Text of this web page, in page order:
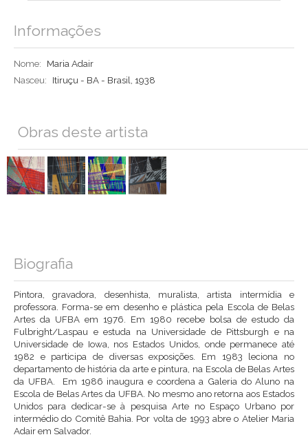
Informações
Nome:
Maria Adair
Nasceu:
Itiruçu - BA - Brasil, 1938
Obras deste artista
Biografia
Pintora, gravadora, desenhista, muralista, artista intermídia e
professora. Forma-se em desenho e plástica pela Escola de Belas
Artes da UFBA em 1976. Em 1980 recebe bolsa de estudo da
Fulbright/Laspau e estuda na Universidade de Pittsburgh e na
Universidade de Iowa, nos Estados Unidos, onde permanece até
1982 e participa de diversas exposições. Em 1983 leciona no
departamento de história da arte e pintura, na Escola de Belas Artes
da UFBA. Em 1986 inaugura e coordena a Galeria do Aluno na
Escola de Belas Artes da UFBA. No mesmo ano retorna aos Estados
Unidos para dedicar-se à pesquisa Arte no Espaço Urbano por
intermédio do Comitê Bahia. Por volta de 1993 abre o Atelier Maria
Adair em Salvador.